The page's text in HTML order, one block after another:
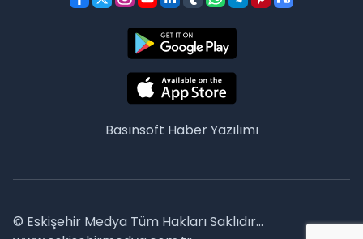
Basınsoft Haber Yazılımı
© Eskişehir Medya Tüm Hakları Saklıdır...